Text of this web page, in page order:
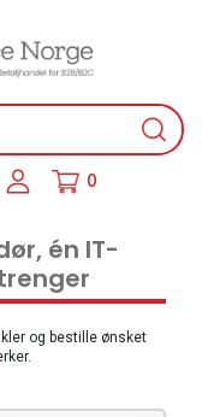
0
én IT-
og bestille ønsket